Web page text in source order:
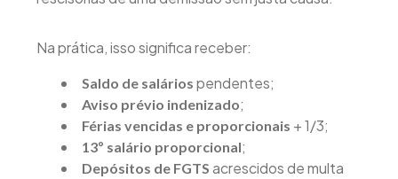
Na prática, isso significa receber:
Saldo de salários pendentes;
Aviso prévio indenizado;
Férias vencidas e proporcionais + 1/3;
13º salário proporcional;
Depósitos de FGTS acrescidos de multa